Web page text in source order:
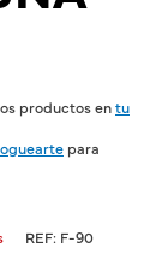
productos entu
para
REF: F-90